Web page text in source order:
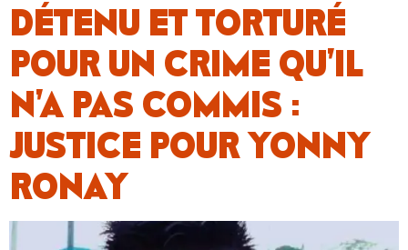
DÉTENU ET TORTURÉ
POUR UN CRIME QU’IL
N’A PAS COMMIS :
JUSTICE POUR YONNY
RONAY